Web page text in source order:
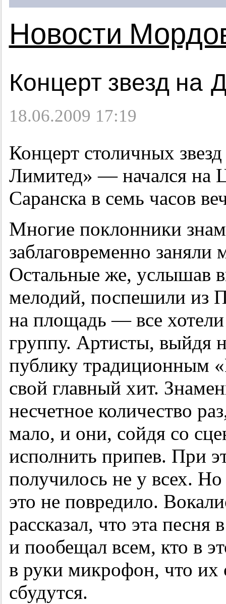
Новости
Концерт звезд на
18.06.2009 17:19
Концерт столичных
Лимитед» — начался на
Саранска в семь часов
Многие поклонники
заблаговременно заняли
Остальные же, услышав
мелодий, поспешили из
на площадь — все
группу. Артисты, выйдя
публику традиционным
свой главный хит.
несчетное количество
мало, и они, сойдя со
исполнить припев. При
получилось не у всех.
это не повредило.
рассказал, что эта
и пообещал всем, кто в
в руки микрофон, что их
сбудутся.